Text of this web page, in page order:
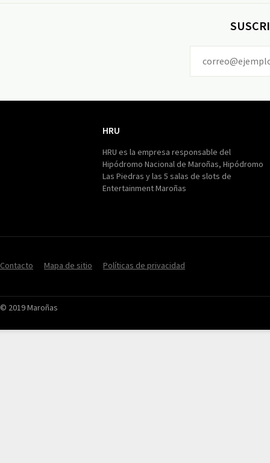
HRU
HRU es la empresa responsable del
Hipódromo Nacional de Maroñas, Hipódromo
Las Piedras y las 5 salas de slots de
Entertainment Maroñas
Contacto Mapa de sitio Políticas de privacidad
© 2019 Maroñas